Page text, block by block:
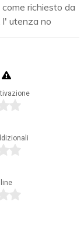
richiesto da
l' utenza no